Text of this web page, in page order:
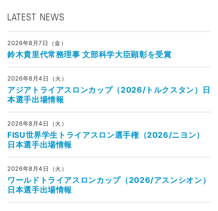
LATEST NEWS
2026年8月7日（金）
鈴木貴里代常務理事 文部科学大臣顕彰を受賞
2026年8月4日（火）
アジアトライアスロンカップ（2026/トルクスタン）日
本選手出場情報
2026年8月4日（火）
FISU世界学生トライアスロン選手権（2026/ニヨン）
日本選手出場情報
2026年8月4日（火）
ワールドトライアスロンカップ（2026/アスンシオン）
日本選手出場情報